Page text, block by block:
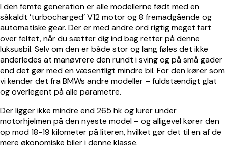
I den femte generation er alle modellerne født med en
såkaldt ’turbocharged’ V12 motor og 8 fremadgående og
automatiske gear. Der er med andre ord rigtig meget fart
over feltet, når du sætter dig ind bag retter på denne
luksusbil. Selv om den er både stor og lang føles det ikke
anderledes at manøvrere den rundt i sving og på små gader
end det gør med en væsentligt mindre bil. For den kører som
vi kender det fra BMWs andre modeller – fuldstændigt glat
og overlegent på alle parametre.
Der ligger ikke mindre end 265 hk og lurer under
motorhjelmen på den nyeste model – og alligevel kører den
op mod 18-19 kilometer på literen, hvilket gør det til en af de
mere økonomiske biler i denne klasse.